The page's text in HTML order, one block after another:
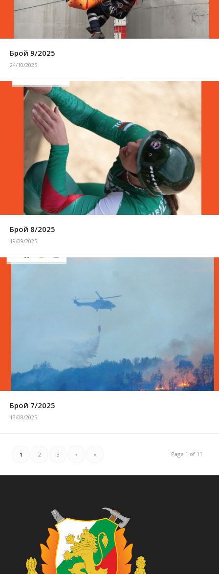
Брой 9/2025
24/10/2025
Брой 8/2025
19/09/2025
Брой 7/2025
13/08/2025
Page 1 of 11
1 2 3 › »